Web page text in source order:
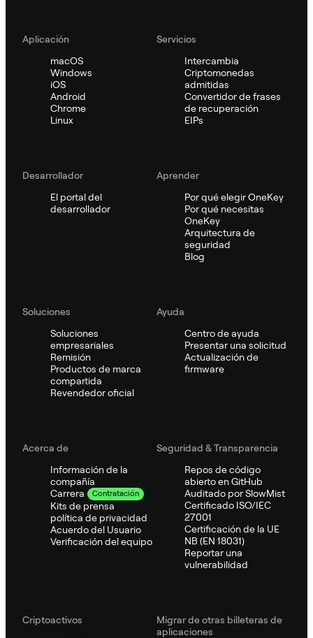
Aplicación
macOS
Windows
iOS
Android
Chrome
Linux
Servicios
Intercambia
Criptomonedas
admitidas
Convertidor de frases
de recuperación
EIPs
Desarrollador
El portal del
desarrollador
Aprender
Por qué elegir OneKey
Por qué necesitas
OneKey
Arquitectura de
seguridad
Blog
Soluciones
Soluciones
empresariales
Remisión
Productos de marca
compartida
Revendedor oficial
Ayuda
Centro de ayuda
Presentar una solicitud
Actualización de
firmware
Acerca de
Información de la
compañía
Carrera
Contratación
Kits de prensa
política de privacidad
Acuerdo del Usuario
Verificación del equipo
Seguridad & Transparencia
Repos de código
abierto en GitHub
Auditado por SlowMist
Certificado ISO/IEC
27001
Certificación de la UE
NB (EN 18031)
Reportar una
vulnerabilidad
Criptoactivos
Migrar de otras billeteras de
aplicaciones